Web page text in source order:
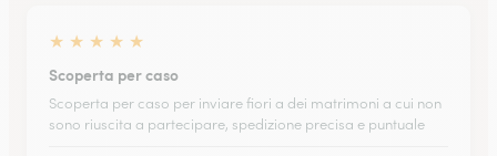
★ ★ ★ ★ ★
Scoperta per caso
Scoperta per caso per inviare fiori a dei matrimoni a cui non
sono riuscita a partecipare, spedizione precisa e puntuale